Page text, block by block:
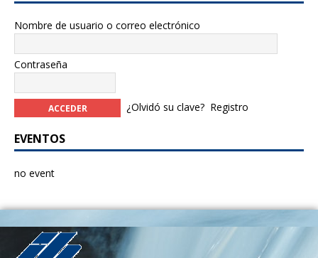
Nombre de usuario o correo electrónico
Contraseña
¿Olvidó su clave? Registro
EVENTOS
no event